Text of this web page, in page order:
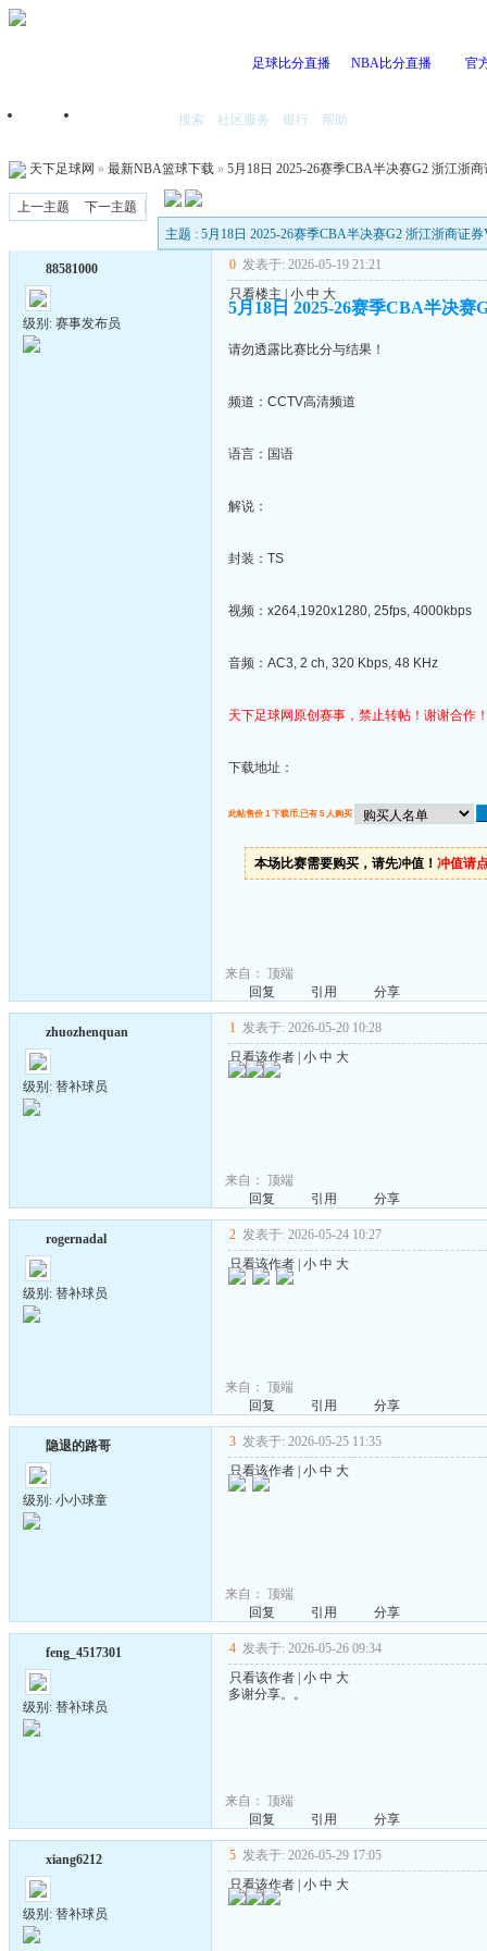
足球比分直播 NBA比分直播 官
首页 搜索 社区服务 银行 帮助
天下足球网 » 最新NBA篮球下载 » 5月18日 2025-26赛季CBA半决赛G2 浙江浙
上一主题
下一主题
主题 : 5月18日 2025-26赛季CBA半决赛G2 浙江浙商证
88581000
级别: 赛事发布员
0 发表于: 2026-05-19 21:21
只看楼主
小 中 大
5月18日 2025-26赛季CBA半决赛
请勿透露比赛比分与结果！
频道：CCTV高清频道
语言：国语
解说：
封装：TS
视频：x264,1920x1280, 25fps, 4000kbps
音频：AC3, 2 ch, 320 Kbps, 48 KHz
天下足球网原创赛事，禁止转帖！谢谢合作
下载地址：
此帖售价 1 下载币,已有 5 人购买
本场比赛需要购买，请先冲值！ 冲值请
来自： 顶端
回复
引用 分享
zhuozhenquan
级别: 替补球员
1 发表于: 2026-05-20 10:28
只看该作者 小 中 大
来自： 顶端
回复
引用 分享
rogernadal
级别: 替补球员
2 发表于: 2026-05-24 10:27
只看该作者 小 中 大
来自： 顶端
回复
引用 分享
隐退的路哥
级别: 小小球童
3 发表于: 2026-05-25 11:35
只看该作者 小 中 大
来自： 顶端
回复
引用 分享
feng_4517301
级别: 替补球员
4 发表于: 2026-05-26 09:34
只看该作者 小 中 大
多谢分享。。
来自： 顶端
回复
引用 分享
xiang6212
级别: 替补球员
5 发表于: 2026-05-29 17:05
只看该作者 小 中 大